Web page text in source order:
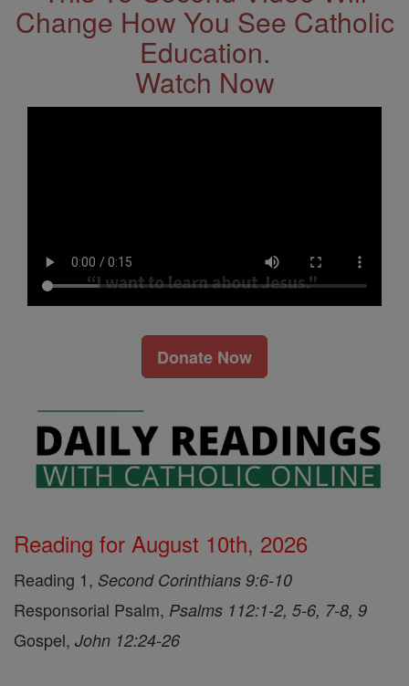
Change How You See Catholic
Education.
Watch Now
Donate Now
Reading for August 10th, 2026
Reading 1, Second Corinthians 9:6-10
Responsorial Psalm, Psalms 112:1-2, 5-6, 7-8, 9
Gospel, John 12:24-26